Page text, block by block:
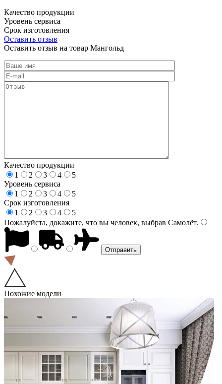
Качество продукции
Уровень сервиса
Срок изготовления
Оставить отзыв
Оставить отзыв на товар Мангольд
Качество продукции
1
2 3 4
5
Уровень сервиса
1
2 3 4
5
Срок изготовления
1
2 3 4
5
Пожалуйста, докажите, что вы человек, выбрав Самолёт.
Похожие модели